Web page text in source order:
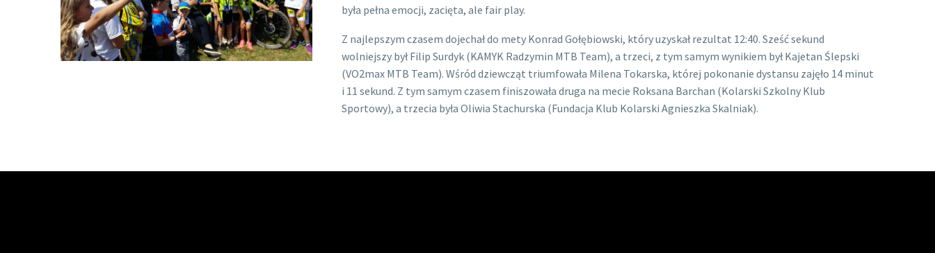
była pełna emocji, zacięta, ale fair play.
Z najlepszym czasem dojechał do mety Konrad Gołębiowski, który uzyskał rezultat 12:40. Sześć sekund
wolniejszy był Filip Surdyk (KAMYK Radzymin MTB Team), a trzeci, z tym samym wynikiem był Kajetan Ślepski
(VO2max MTB Team). Wśród dziewcząt triumfowała Milena Tokarska, której pokonanie dystansu zajęło 14 minut
i 11 sekund. Z tym samym czasem finiszowała druga na mecie Roksana Barchan (Kolarski Szkolny Klub
Sportowy), a trzecia była Oliwia Stachurska (Fundacja Klub Kolarski Agnieszka Skalniak).